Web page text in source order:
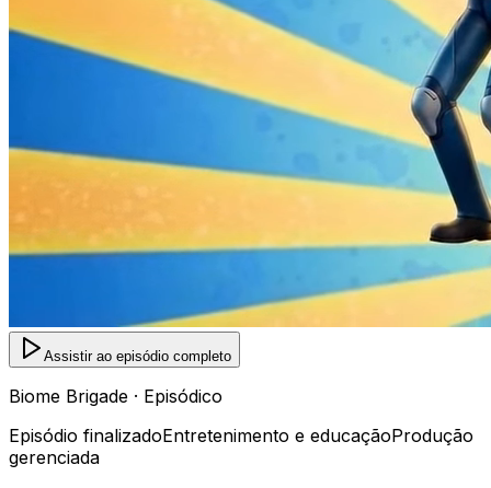
Assistir ao episódio completo
Biome Brigade · Episódico
Episódio finalizadoEntretenimento e educaçãoProdução
gerenciada